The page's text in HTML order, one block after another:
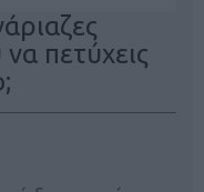
πετύχεις